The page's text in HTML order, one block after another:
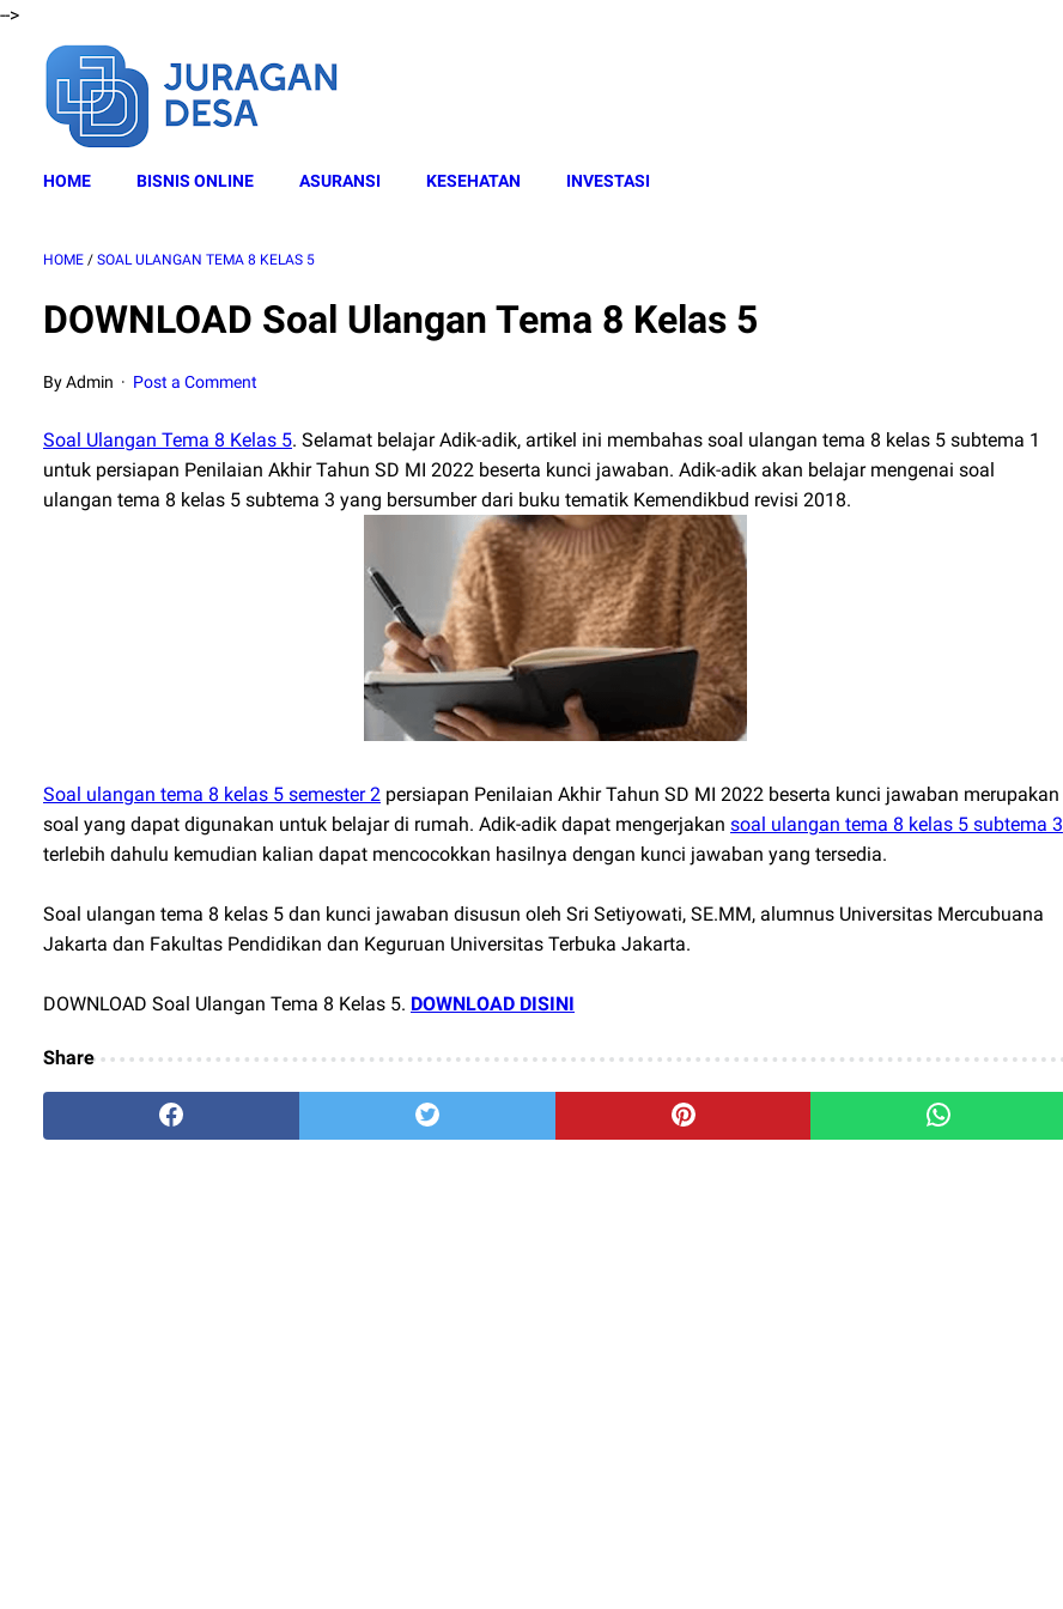
-->
HOME BISNIS ONLINE ASURANSI KESEHATAN INVESTASI
HOME / SOAL ULANGAN TEMA 8 KELAS 5
DOWNLOAD Soal Ulangan Tema 8 Kelas 5
By Admin Post a Comment
Soal Ulangan Tema 8 Kelas 5. Selamat belajar Adik-adik, artikel ini membahas soal ulangan tema 8 kelas 5 subtema 1
untuk persiapan Penilaian Akhir Tahun SD MI 2022 beserta kunci jawaban. Adik-adik akan belajar mengenai soal
ulangan tema 8 kelas 5 subtema 3 yang bersumber dari buku tematik Kemendikbud revisi 2018.
Soal ulangan tema 8 kelas 5 semester 2 persiapan Penilaian Akhir Tahun SD MI 2022 beserta kunci jawaban merupakan
soal yang dapat digunakan untuk belajar di rumah. Adik-adik dapat mengerjakan soal ulangan tema 8 kelas 5 subtema 3
terlebih dahulu kemudian kalian dapat mencocokkan hasilnya dengan kunci jawaban yang tersedia.
Soal ulangan tema 8 kelas 5 dan kunci jawaban disusun oleh Sri Setiyowati, SE.MM, alumnus Universitas Mercubuana
Jakarta dan Fakultas Pendidikan dan Keguruan Universitas Terbuka Jakarta.
DOWNLOAD Soal Ulangan Tema 8 Kelas 5. DOWNLOAD DISINI
Share